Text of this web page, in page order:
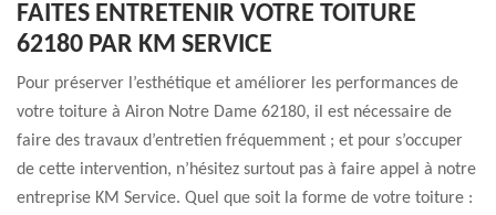
FAITES ENTRETENIR VOTRE TOITURE
62180 PAR KM SERVICE
Pour préserver l’esthétique et améliorer les performances de
votre toiture à Airon Notre Dame 62180, il est nécessaire de
faire des travaux d’entretien fréquemment ; et pour s’occuper
de cette intervention, n’hésitez surtout pas à faire appel à notre
entreprise KM Service. Quel que soit la forme de votre toiture :